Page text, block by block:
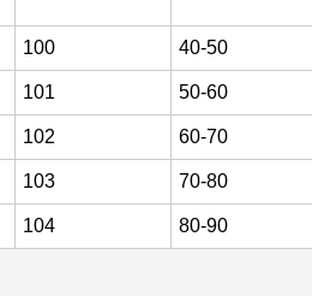
100 40-50
101 50-60
102 60-70
103 70-80
104 80-90